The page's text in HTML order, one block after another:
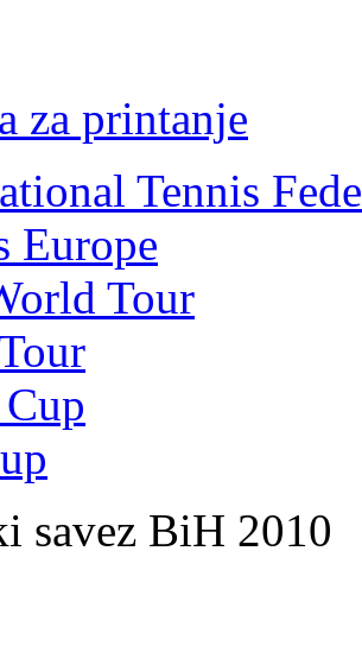
za printanje
Tennis
Europe
Tour
savez BiH 2010